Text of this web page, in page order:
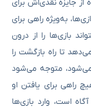
جایزه نقدی‌اش برای
به‌ویژه راهی برای
بازی‌ها را از درون
تا راه بازگشت را
می‌شود، متوجه می‌شود
راهی برای یافتن او
است، وارد بازی‌ها